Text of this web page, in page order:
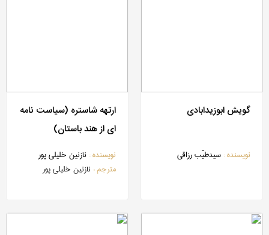
گویش ابوزیدابادی
نویسنده : سیدطیّب رزاقی
ارتهه شاستره (سیاست ‎نامه
نویسنده : نازنین خلیلی پور
مترجم : نازنین خلیلی پور